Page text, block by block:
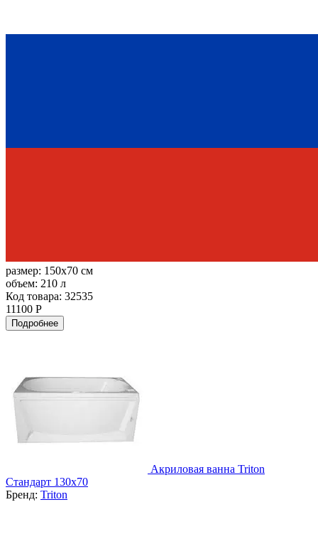
размер: 150x70 см
объем: 210 л
Код товара: 32535
11100 Р
Подробнее
Акриловая ванна Triton
Стандарт 130х70
Бренд: Triton